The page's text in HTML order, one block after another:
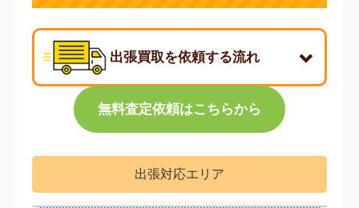
出張買取を依頼する流れ
無料査定依頼はこちらから
出張対応エリア